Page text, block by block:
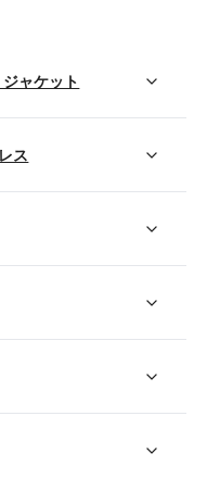
ャケット
ス